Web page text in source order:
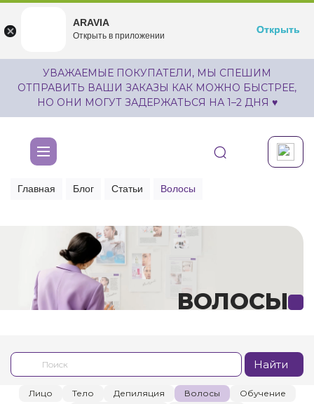
undefined
Бесплатноru.aravia.new
Открыть
УВАЖАЕМЫЕ ПОКУПАТЕЛИ, МЫ СПЕШИМ
ОТПРАВИТЬ ВАШИ ЗАКАЗЫ КАК МОЖНО БЫСТРЕЕ,
НО ОНИ МОГУТ ЗАДЕРЖАТЬСЯ НА 1–2 ДНЯ ♥
Главная Блог Статьи Волосы
ВОЛОСЫ
Найти
Лицо Тело Депиляция Волосы
Обучение
ARAVIA
Открыть в приложении
Открыть